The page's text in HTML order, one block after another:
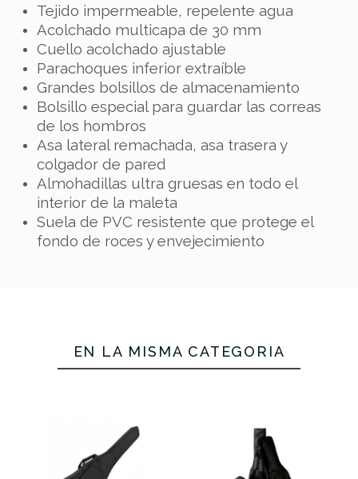
Tejido impermeable, repelente agua
Acolchado multicapa de 30 mm
Cuello acolchado ajustable
Parachoques inferior extraíble
Grandes bolsillos de almacenamiento
Bolsillo especial para guardar las correas
de los hombros
Asa lateral remachada, asa trasera y
colgador de pared
Almohadillas ultra gruesas en todo el
interior de la maleta
Suela de PVC resistente que protege el
fondo de roces y envejecimiento
EN LA MISMA CATEGORÍA